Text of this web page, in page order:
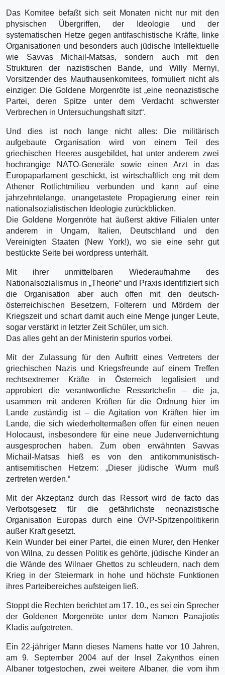
Das Komitee befaßt sich seit Monaten nicht nur mit den
physischen Übergriffen, der Ideologie und der
systematischen Hetze gegen antifaschistische Kräfte, linke
Organisationen und besonders auch jüdische Intellektuelle
wie Savvas Michail-Matsas, sondern auch mit den
Strukturen der nazistischen Bande, und Willy Mernyi,
Vorsitzender des Mauthausenkomitees, formuliert nicht als
einziger: Die Goldene Morgenröte ist „eine neonazistische
Partei, deren Spitze unter dem Verdacht schwerster
Verbrechen in Untersuchungshaft sitzt“.
Und dies ist noch lange nicht alles: Die militärisch
aufgebaute Organisation wird von einem Teil des
griechischen Heeres ausgebildet, hat unter anderem zwei
hochrangige NATO-Generäle sowie einen Arzt in das
Europaparlament geschickt, ist wirtschaftlich eng mit dem
Athener Rotlichtmilieu verbunden und kann auf eine
jahrzehntelange, unangetastete Propagierung einer rein
nationalsozialistischen Ideologie zurückblicken.
Die Goldene Morgenröte hat äußerst aktive Filialen unter
anderem in Ungarn, Italien, Deutschland und den
Vereinigten Staaten (New York!), wo sie eine sehr gut
bestückte Seite bei wordpress unterhält.
Mit ihrer unmittelbaren Wiederaufnahme des
Nationalsozialismus in „Theorie“ und Praxis identifiziert sich
die Organisation aber auch offen mit den deutsch-
österreichischen Besetzern, Folterern und Mördern der
Kriegszeit und schart damit auch eine Menge junger Leute,
sogar verstärkt in letzter Zeit Schüler, um sich.
Das alles geht an der Ministerin spurlos vorbei.
Mit der Zulassung für den Auftritt eines Vertreters der
griechischen Nazis und Kriegsfreunde auf einem Treffen
rechtsextremer Kräfte in Österreich legalisiert und
approbiert die verantwortliche Ressortchefin – die ja,
usammen mit anderen Kröften für die Ordnung hier im
Lande zuständig ist – die Agitation von Kräften hier im
Lande, die sich wiederholtermaßen offen für einen neuen
Holocaust, insbesondere für eine neue Judenvernichtung
ausgesprochen haben. Zum oben erwähnten Savvas
Michail-Matsas hieß es von den antikommunistisch-
antisemitischen Hetzern: „Dieser jüdische Wurm muß
zertreten werden.“
Mit der Akzeptanz durch das Ressort wird de facto das
Verbotsgesetz für die gefährlichste neonazistische
Organisation Europas durch eine ÖVP-Spitzenpolitikerin
außer Kraft gesetzt.
Kein Wunder bei einer Partei, die einen Murer, den Henker
von Wilna, zu dessen Politik es gehörte, jüdische Kinder an
die Wände des Wilnaer Ghettos zu schleudern, nach dem
Krieg in der Steiermark in hohe und höchste Funktionen
ihres Parteibereiches aufsteigen ließ.
Stoppt die Rechten berichtet am 17. 10., es sei ein Sprecher
der Goldenen Morgenröte unter dem Namen Panajiotis
Kladis aufgetreten.
Ein 22-jähriger Mann dieses Namens hatte vor 10 Jahren,
am 9. September 2004 auf der Insel Zakynthos einen
Albaner totgestochen, zwei weitere Albaner, die vom ihm